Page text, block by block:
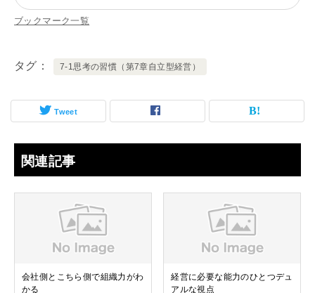
ブックマーク一覧
タグ 7-1思考の習慣（第7章自立型経営）
Tweet
関連記事
会社側とこちら側で組織力がわ
かる
経営に必要な能力のひとつデュ
アルな視点